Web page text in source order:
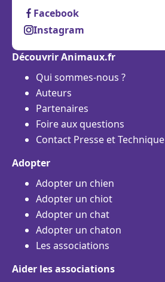
Facebook
Instagram
Découvrir Animaux.fr
Qui sommes-nous ?
Auteurs
Partenaires
Foire aux questions
Contact Presse et Technique
Adopter
Adopter un chien
Adopter un chiot
Adopter un chat
Adopter un chaton
Les associations
Aider les associations